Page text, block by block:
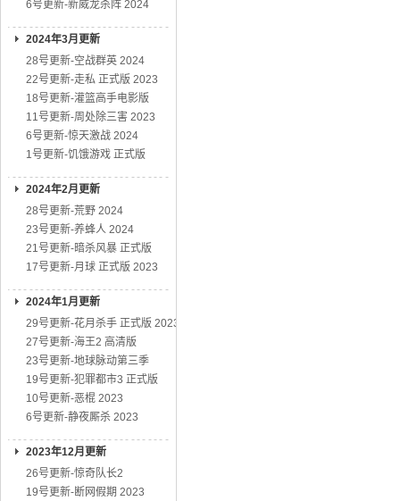
6号更新-新威龙杀阵 2024
2024年3月更新
28号更新-空战群英 2024
22号更新-走私 正式版 2023
18号更新-灌篮高手电影版
11号更新-周处除三害 2023
6号更新-惊天激战 2024
1号更新-饥饿游戏 正式版
2024年2月更新
28号更新-荒野 2024
23号更新-养蜂人 2024
21号更新-暗杀风暴 正式版
17号更新-月球 正式版 2023
2024年1月更新
29号更新-花月杀手 正式版 2023
27号更新-海王2 高清版
23号更新-地球脉动第三季
19号更新-犯罪都市3 正式版
10号更新-恶棍 2023
6号更新-静夜厮杀 2023
2023年12月更新
26号更新-惊奇队长2
19号更新-断网假期 2023